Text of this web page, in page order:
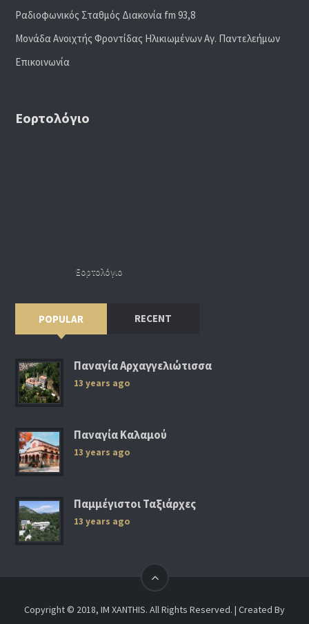
Ραδιoφωνικός Σταθμός Διακονία fm 93,8
Μονάδα Ανοιχτής Φροντίδας Ηλικιωμένων Αγ. Παντελεήμων
Επικοινωνία
Εορτολόγιο
Εορτολόγιο
POPULAR RECENT
Παναγία Αρχαγγελιώτισσα
13 years ago
Παναγία Καλαμού
13 years ago
Παμμέγιστοι Ταξιάρχες
13 years ago
Copyright © 2018, IM XANTHIS. All Rights Reserved. | Created By